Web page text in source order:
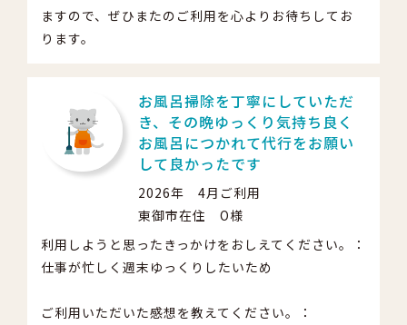
ますので、ぜひまたのご利用を心よりお待ちしてお
ります。
お風呂掃除を丁寧にしていただ
き、その晩ゆっくり気持ち良く
お風呂につかれて代行をお願い
して良かったです
2026年 4月ご利用
東御市在住 O様
利用しようと思ったきっかけをおしえてください。：
仕事が忙しく週末ゆっくりしたいため
ご利用いただいた感想を教えてください。：